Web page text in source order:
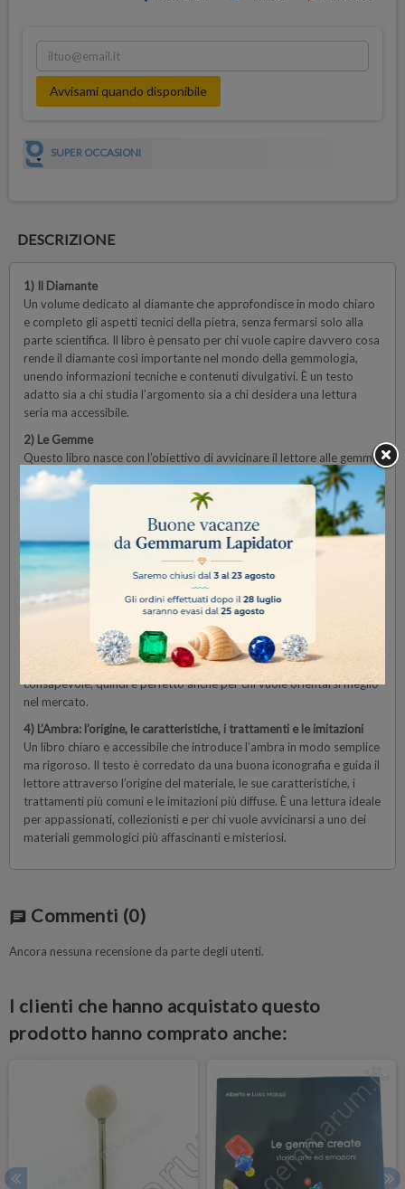
Avvisami quando disponibile
SUPER OCCASIONI
DESCRIZIONE
1) Il Diamante
Un volume dedicato al diamante che approfondisce in modo chiaro
e completo gli aspetti tecnici della pietra, senza fermarsi solo alla
parte scientifica. Il libro è pensato per chi vuole capire davvero cosa
rende il diamante così importante nel mondo della gemmologia,
unendo informazioni tecniche e contenuti divulgativi. È un testo
adatto sia a chi studia l’argomento sia a chi desidera una lettura
seria ma accessibile.
2) Le Gemme
Questo libro nasce con l’obiettivo di avvicinare il lettore alle gemme
in modo semplice, chiaro e consapevole. Non è un testo solo per
specialisti: è stato pensato per chi è affascinato dalle pietre preziose
ma non ha una preparazione specifica. Il taglio è divulgativo, con
l’intento di aiutare a osservare meglio le gemme, superare i luoghi
comuni e affrontare l’argomento senza eccessivi tecnicismi.
3) Il Gioiello del Mare: La Perla
Un testo snello ma completo, dedicato alla perla come materiale
gemmologico e come oggetto di fascino culturale. Il libro affronta
non solo l’origine e le caratteristiche della perla, ma anche gli aspetti
storici, allegorici e antropologici che l’hanno resa un simbolo così
antico e prezioso. Inoltre, offre indicazioni utili per un acquisto più
consapevole, quindi è perfetto anche per chi vuole orientarsi meglio
nel mercato.
4) L’Ambra: l’origine, le caratteristiche, i trattamenti e le imitazioni
Un libro chiaro e accessibile che introduce l’ambra in modo semplice
ma rigoroso. Il testo è corredato da una buona iconografia e guida il
lettore attraverso l’origine del materiale, le sue caratteristiche, i
trattamenti più comuni e le imitazioni più diffuse. È una lettura ideale
per appassionati, collezionisti e per chi vuole avvicinarsi a uno dei
materiali gemmologici più affascinanti e misteriosi.
chat Commenti (0)
Ancora nessuna recensione da parte degli utenti.
I clienti che hanno acquistato questo
prodotto hanno comprato anche: